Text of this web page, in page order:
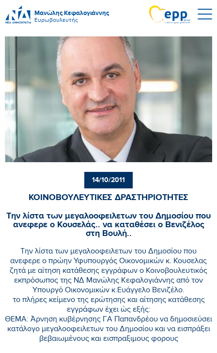
Μανώλης Κεφαλογιάννης
Ευρωβουλευτής
14/10/2011
ΚΟΙΝΟΒΟΥΛΕΥΤΙΚΕΣ ΔΡΑΣΤΗΡΙΟΤΗΤΕΣ
Την λίστα των μεγαλοοφειλετων του Δημοσίου που
ανεφερε ο Κουσελάς.. να καταθέσει ο Βενιζέλος
στη Βουλή..
Την λίστα των μεγαλοοφειλετων του Δημοσίου που
ανεφερε ο πρώην Υφυπουργός Οικονομικών κ. Κουσελας
ζητά με αίτηση κατάθεσης εγγράφων ο Κοινοβουλευτικός
εκπρόσωπος της ΝΔ Μανώλης Κεφαλογιάννης από τον
Υπουργό Οικονομικών κ.Ευάγγελο Βενιζέλο.
το πλήρες κείμενο της ερώτησης και αίτησης κατάθεσης
εγγράφων έχει ώς εξής:
ΘΕΜΑ: Άρνηση κυβέρνησης ΓA Παπανδρέου να δημοσιεύσει
κατάλογο μεγαλοοφειλετων του Δημοσίου και να εισπράξει
βεβαιωμένους και εισπραξιμους φορους